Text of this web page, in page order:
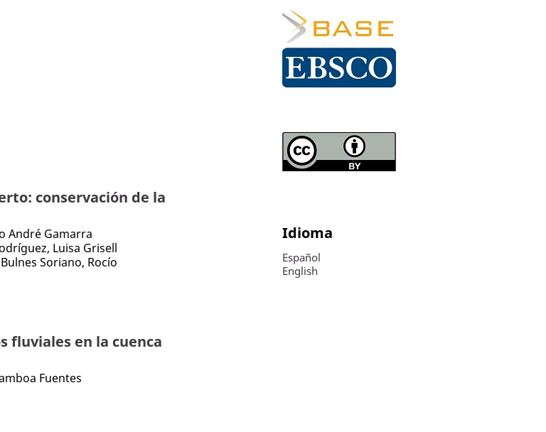
conservación de la
André Gamarra
Luisa Grisell
Soriano, Rocío
fluviales en la cuenca
Fuentes
Idioma
Español
English